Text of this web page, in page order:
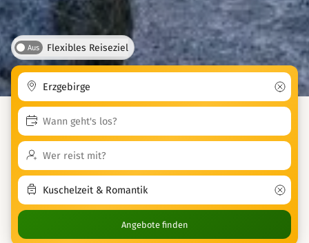
Aus Flexibles Reiseziel
Angebote finden